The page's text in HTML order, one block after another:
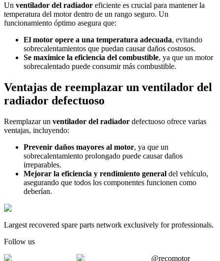
Un ventilador del radiador eficiente es crucial para mantener la
temperatura del motor dentro de un rango seguro. Un
funcionamiento óptimo asegura que:
El motor opere a una temperatura adecuada, evitando
sobrecalentamientos que puedan causar daños costosos.
Se maximice la eficiencia del combustible, ya que un motor
sobrecalentado puede consumir más combustible.
Ventajas de reemplazar un ventilador del
radiador defectuoso
Reemplazar un ventilador del radiador defectuoso ofrece varias
ventajas, incluyendo:
Prevenir daños mayores al motor, ya que un
sobrecalentamiento prolongado puede causar daños
irreparables.
Mejorar la eficiencia y rendimiento general del vehículo,
asegurando que todos los componentes funcionen como
deberían.
Largest recovered spare parts network exclusively for professionals.
Follow us
@recomotor